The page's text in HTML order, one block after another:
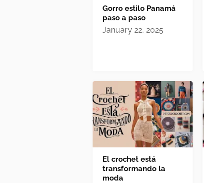
Gorro estilo Panamá
paso a paso
January 22, 2025
El crochet está
transformando la
moda